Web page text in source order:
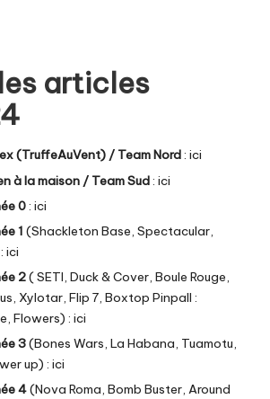
articles
(TruffeAuVent) / Team Nord: ici
à la maison / Team Sud: ici
0: ici
1 (Shackleton Base, Spectacular,
ici
2( SETI, Duck & Cover, Boule Rouge,
Xylotar, Flip 7, Boxtop Pinpall :
Flowers) : ici
3(Bones Wars, La Habana, Tuamotu,
up) : ici
4(Nova Roma, Bomb Buster, Around